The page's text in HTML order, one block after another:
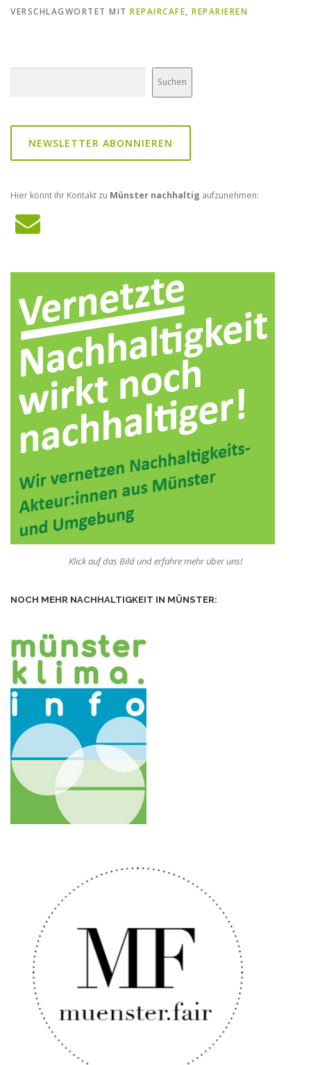
VERSCHLAGWORTET MIT REPAIRCAFE, REPARIEREN
Suchen
NEWSLETTER ABONNIEREN
Hier könnt ihr Kontakt zu Münster nachhaltig aufzunehmen:
Klick auf das Bild und erfahre mehr über uns!
NOCH MEHR NACHHALTIGKEIT IN MÜNSTER: